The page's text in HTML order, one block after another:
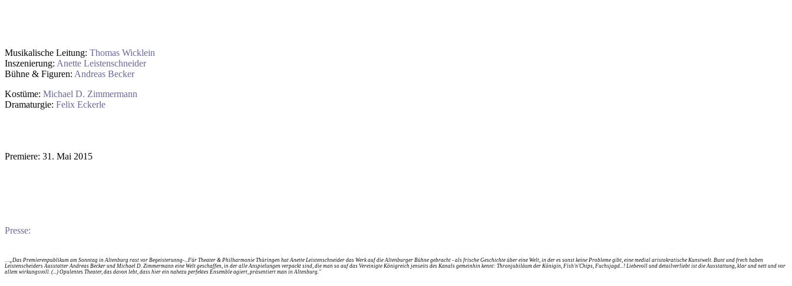
Musikalische Leitung: Thomas Wicklein
Inszenierung: Anette Leistenschneider
Bühne & Figuren: Andreas Becker
Kostüme: Michael D. Zimmermann
Dramaturgie: Felix Eckerle
Premiere: 31. Mai 2015
Presse:
…„Das Premierenpublikum am Sonntag in Altenburg rast vor Begeisterunng-...Für Theater & Philharmonie Thüringen hat Anette Leistenschneider das Werk auf die Altenburger Bühne gebracht - als frische Geschichte über eine Welt, in der es sonst keine Probleme gibt, eine medial aristokratische Kunstwelt. Bunt und frech haben
Leistenscheiders Ausstatter Andreas Becker und Michael D. Zimmermann eine Welt geschaffen, in der alle Anspielungen verpackt sind, die man so auf das Vereinigte Königreich jenseits des Kanals gemeinhin kennt: Thronjubiläum der Königin, Fish'n'Chips, Fuchsjagd...! Liebevoll und detailverliebt ist die Ausstattung, klar und nett und vor
allem wirkungsvoll. (...) Opulentes Theater, das davon lebt, dass hier ein nahezu perfektes Ensemble agiert, präsentiert man in Altenburg."